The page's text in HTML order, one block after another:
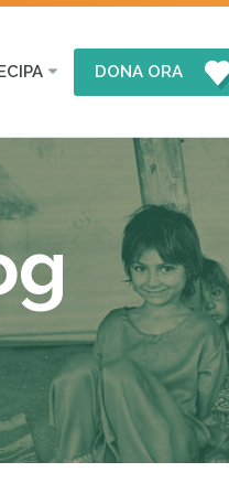
DONA ORA